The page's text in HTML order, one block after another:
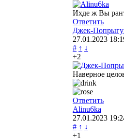
Ихде ж Вы
Ответить
Джек-
27.01.2023
# ↑ ↓
+2
Наверное
Ответить
Alinu6ka
27.01.2023
# ↑ ↓
+1